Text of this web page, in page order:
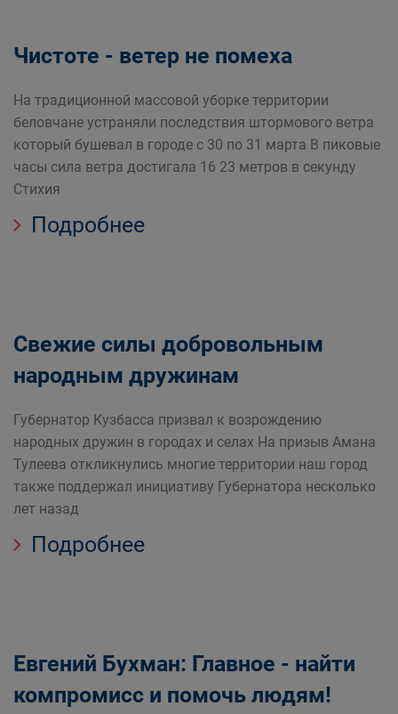
Чистоте - ветер не помеха
На традиционной массовой уборке территории
беловчане устраняли последствия штормового ветра
который бушевал в городе с 30 по 31 марта В пиковые
часы сила ветра достигала 16 23 метров в секунду
Стихия
Подробнее
Свежие силы добровольным
народным дружинам
Губернатор Кузбасса призвал к возрождению
народных дружин в городах и селах На призыв Амана
Тулеева откликнулись многие территории наш город
также поддержал инициативу Губернатора несколько
лет назад
Подробнее
Евгений Бухман: Главное - найти
компромисс и помочь людям!